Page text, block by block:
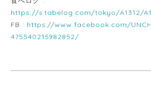
https://s.tabelog.com/tokyo/A1312/
FB : https://www.facebook.com/
475540215982852/